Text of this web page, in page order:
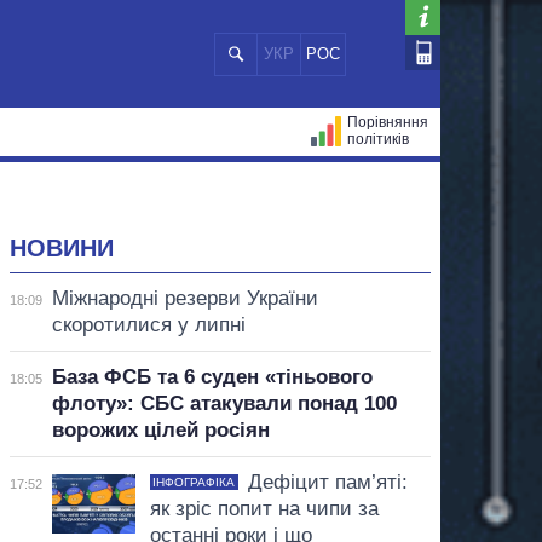
УКР РОС
Порівняння
політиків
НОВИНИ
18:09
Міжнародні резерви України
скоротилися у липні
18:05
База ФСБ та 6 суден «тіньового
флоту»: СБС атакували понад 100
ворожих цілей росіян
17:52 ІНФОГРАФІКА
Дефіцит пам’яті:
як зріс попит на чипи за
останні роки і що